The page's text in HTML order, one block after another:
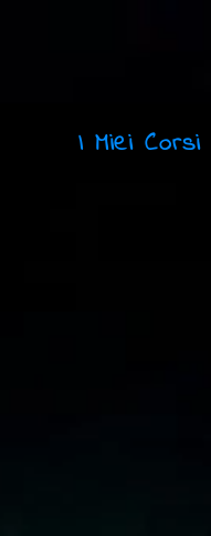
I Miei Corsi